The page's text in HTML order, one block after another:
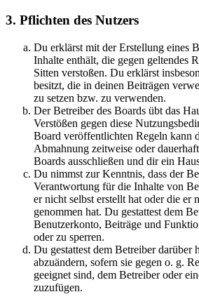
3. Pflichten des Nutzers
Du erklärst mit der Erstellung eines
Inhalte enthält, die gegen geltendes
Sitten verstoßen. Du erklärst
besitzt, die in deinen Beiträgen
zu setzen bzw. zu verwenden.
Der Betreiber des Boards übt das
Verstößen gegen diese
Board veröffentlichten Regeln kann
Abmahnung zeitweise oder
Boards ausschließen und dir ein
Du nimmst zur Kenntnis, dass der
Verantwortung für die Inhalte von
er nicht selbst erstellt hat oder die er
genommen hat. Du gestattest dem
Benutzerkonto, Beiträge und
oder zu sperren.
Du gestattest dem Betreiber darüber
abzuändern, sofern sie gegen o. g.
geeignet sind, dem Betreiber oder
zuzufügen.